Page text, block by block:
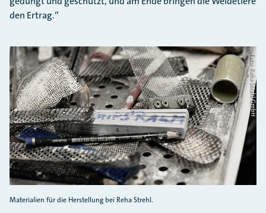
den Ertrag.“
Materialien für die Herstellung bei Reha Strehl.
Foto: Reha Strehl GmbH